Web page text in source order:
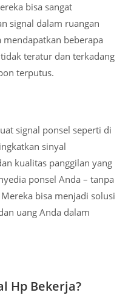
bisa sangat
signal dalam ruangan
beberapa
teratur dan terkadang
terputus.
signal ponsel seperti di
sinyal
kualitas panggilan yang
ponsel Anda – tanpa
bisa menjadi solusi
uang Anda dalam
Hp Bekerja?